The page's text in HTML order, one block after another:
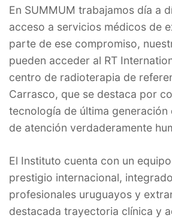
En SUMMUM trabajamos día a
acceso a servicios médicos de
parte de ese compromiso,
pueden acceder al RT
centro de radioterapia de
Carrasco, que se destaca por
tecnología de última generación
de atención verdaderamente
El Instituto cuenta con un
prestigio internacional,
profesionales uruguayos y
destacada trayectoria clínica y